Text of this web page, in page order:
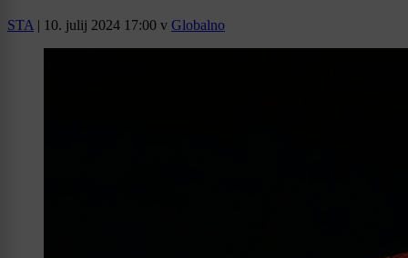
STA | 10. julij 2024 17:00 v Globalno